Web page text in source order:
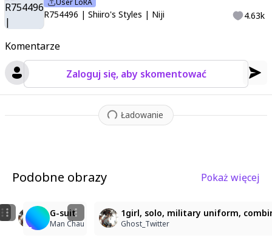
Komentarze
Zaloguj się, aby skomentować
Ładowanie
User LoRA
R754496 | Shiiro's Styles | Niji 4.63k
Podobne obrazy Pokaż więcej
1girl, solo, military uniform, combination cover,
Ghost_Twitter
Sarsho Buchamada
G-suit
Man Chau
1girl, solo, military uniform,
Ghost_Twitter